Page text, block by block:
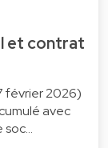
et contrat
février 2026)
avec
soc…